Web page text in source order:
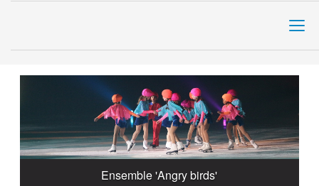
Ensemble 'Angry birds'